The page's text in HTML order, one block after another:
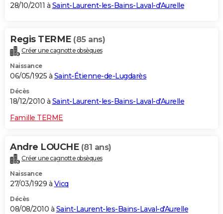
28/10/2011 à Saint-Laurent-les-Bains-Laval-d'Aurelle
Regis TERME (85 ans)
Créer une cagnotte obsèques
Naissance
06/05/1925 à Saint-Étienne-de-Lugdarès
Décès
18/12/2010 à Saint-Laurent-les-Bains-Laval-d'Aurelle
Famille TERME
Andre LOUCHE (81 ans)
Créer une cagnotte obsèques
Naissance
27/03/1929 à Vicq
Décès
08/08/2010 à Saint-Laurent-les-Bains-Laval-d'Aurelle